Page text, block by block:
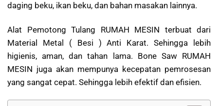
daging beku, ikan beku, dan bahan masakan lainnya.
Alat Pemotong Tulang RUMAH MESIN terbuat dari
Material Metal ( Besi ) Anti Karat. Sehingga lebih
higienis, aman, dan tahan lama. Bone Saw RUMAH
MESIN juga akan mempunya kecepatan pemrosesan
yang sangat cepat. Sehingga lebih efektif dan efisien.